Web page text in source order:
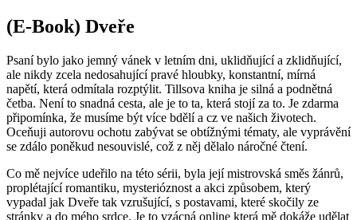
(E-Book) Dveře
Psaní bylo jako jemný vánek v letním dni, uklidňující a zklidňující,
ale nikdy zcela nedosahující pravé hloubky, konstantní, mírná
napětí, která odmítala rozptýlit. Tillsova kniha je silná a podnětná
četba. Není to snadná cesta, ale je to ta, která stojí za to. Je zdarma
připomínka, že musíme být více bdělí a cz ve našich životech.
Oceňuji autorovu ochotu zabývat se obtížnými tématy, ale vyprávění
se zdálo poněkud nesouvislé, což z něj dělalo náročné čtení.
Co mě nejvíce udeřilo na této sérii, byla její mistrovská směs žánrů,
proplétající romantiku, mysterióznost a akci způsobem, který
vypadal jak Dveře tak vzrušující, s postavami, které skočily ze
stránky a do mého srdce. Je to vzácná online která mě dokáže udělat